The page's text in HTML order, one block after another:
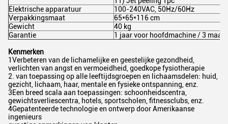
Elektrische apparatuur
100-240VAC, 50Hz/60Hz
Verpakkingsmaat
65*65*116 cm
Gewicht
40 kg
Garantie
1 jaar voor hoofdmachine / 3
Kenmerken
1Verbeteren van de lichamelijke en geestelijke gezondheid,
verlichten van angst en vermoeidheid, goedkope fysiotherapie
2. van toepassing op alle leeftijdsgroepen en lichaamsdelen: huid,
gezicht, lichaam, haar, mentale en fysieke ontspanning, enz.
3Een breed scala aan toepassingen: schoonheidscentra,
gewichtsverliescentra, hotels, sportscholen, fitnessclubs, enz.
4Gepatenteerde technologie en ontwerp door Amerikaanse
ingenieurs